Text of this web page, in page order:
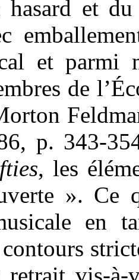
hasard et
et parmi
de
p. 343-
, les
». Ce
en
vis-à-